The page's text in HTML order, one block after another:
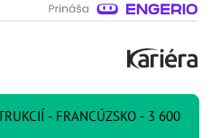
- FRANCÚZSKO - 3 600